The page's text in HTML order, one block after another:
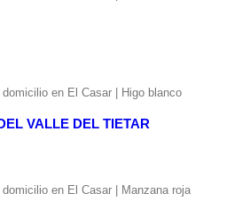
VALLE DEL TIETAR